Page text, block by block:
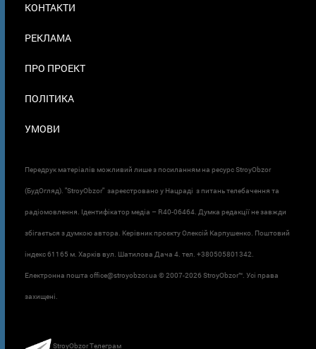
В
КОНТАКТИ
РЕКЛАМА
ПРО ПРОЕКТ
ПОЛІТИКА
УМОВИ
Передрук матеріалів можливий лише з посиланням на ресурс StroyObzor
(БудОгляд). "StroyObzor" зареєстровано у Нацраді з питань телебачення та
радіомовлення. Ідентифікатор медіа – R40-06464. Думка редакції не завжди
збігається з думкою автора. Керівник проєкту Олексій Карпушенко. Поштовий
індекс 61165 м. Харків вул. Шатилова Дача 4. тел. +380505801342.
Електронна пошта office@stroyobzor.ua © 2007-2026 StroyObzor™. Усі права
захищені.
StroyObzor Телеграм